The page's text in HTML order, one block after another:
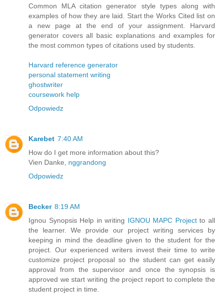
Common MLA citation generator style types along with
examples of how they are laid. Start the Works Cited list on
a new page at the end of your assignment. Harvard
generator covers all basic explanations and examples for
the most common types of citations used by students.
Harvard reference generator
personal statement writing
ghostwriter
coursework help
Odpowiedz
Karebet 7:40 AM
How do I get more information about this?
Vien Danke, nggrandong
Odpowiedz
Becker 8:19 AM
Ignou Synopsis Help in writing IGNOU MAPC Projectto all
the learner. We provide our project writing services by
keeping in mind the deadline given to the student for the
project. Our experienced writers invest their time to write
customize project proposal so the student can get easily
approval from the supervisor and once the synopsis is
approved we start writing the project report to complete the
student project in time.